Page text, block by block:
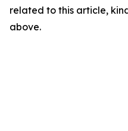
related to this article,
above.